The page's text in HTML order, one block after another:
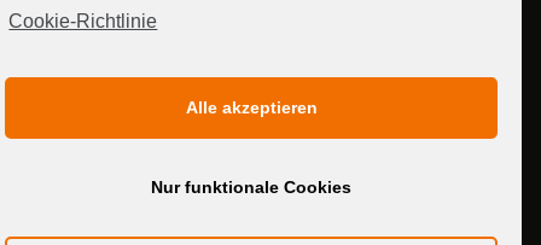
MEDIADATEN
Cookie-Richtlinie
Alle akzeptieren
Nur funktionale Cookies